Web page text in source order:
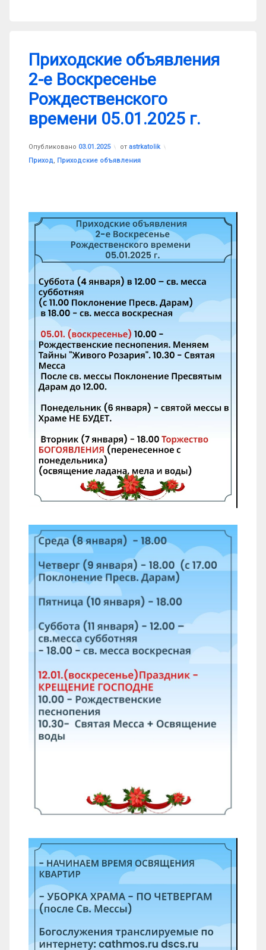
Приходские объявления
2-е Воскресенье
Рождественского
времени 05.01.2025 г.
Опубликовано 03.01.2025 от astrkatolik
Рубрики:
Приход Приходские объявления